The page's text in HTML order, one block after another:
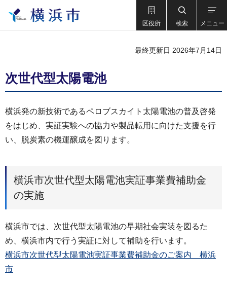
区役所 検索 メニュー
最終更新日 2026年7月14日
次世代型太陽電池
横浜発の新技術であるペロブスカイト太陽電池の普及啓発
をはじめ、実証実験への協力や製品転用に向けた支援を行
い、脱炭素の機運醸成を図ります。
横浜市次世代型太陽電池実証事業費補助金
の実施
横浜市では、次世代型太陽電池の早期社会実装を図るた
め、横浜市内で行う実証に対して補助を行います。
横浜市次世代型太陽電池実証事業費補助金のご案内 横浜
市